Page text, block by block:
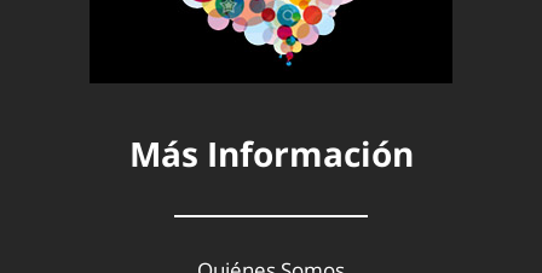
Más Información